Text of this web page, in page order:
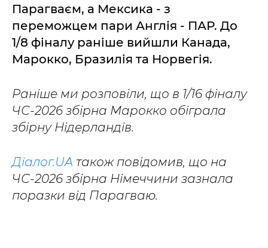
Парагваєм, а Мексика - з
переможцем пари Англія - ПАР. До
1/8 фіналу раніше вийшли Канада,
Марокко, Бразилія та Норвегія.
Раніше ми розповіли, що в 1/16 фіналу
ЧС-2026 збірна Марокко обіграла
збірну Нідерландів.
Діалог.UA також повідомив, що на
ЧС-2026 збірна Німеччини зазнала
поразки від Парагваю.